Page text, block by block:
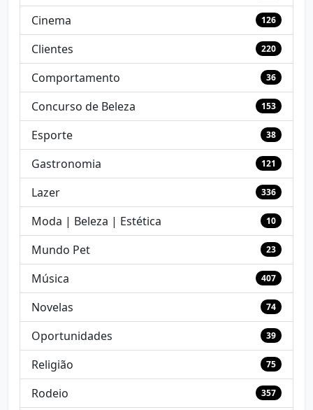
Cinema 126
Clientes 220
Comportamento 36
Concurso de Beleza 153
Esporte 38
Gastronomia 121
Lazer 336
Moda | Beleza | Estética 10
Mundo Pet 23
Música 407
Novelas 74
Oportunidades 39
Religião 75
Rodeio 357